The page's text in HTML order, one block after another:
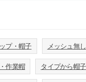
プ・帽子 メッシュ無し
作業帽 タイプから帽